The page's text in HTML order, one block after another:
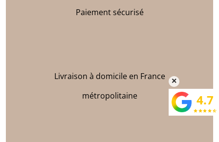
Paiement sécurisé
Livraison à domicile en France
métropolitaine
×
4.7
star starstar star star_half